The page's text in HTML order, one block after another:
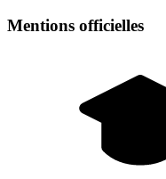
Mentions officielles